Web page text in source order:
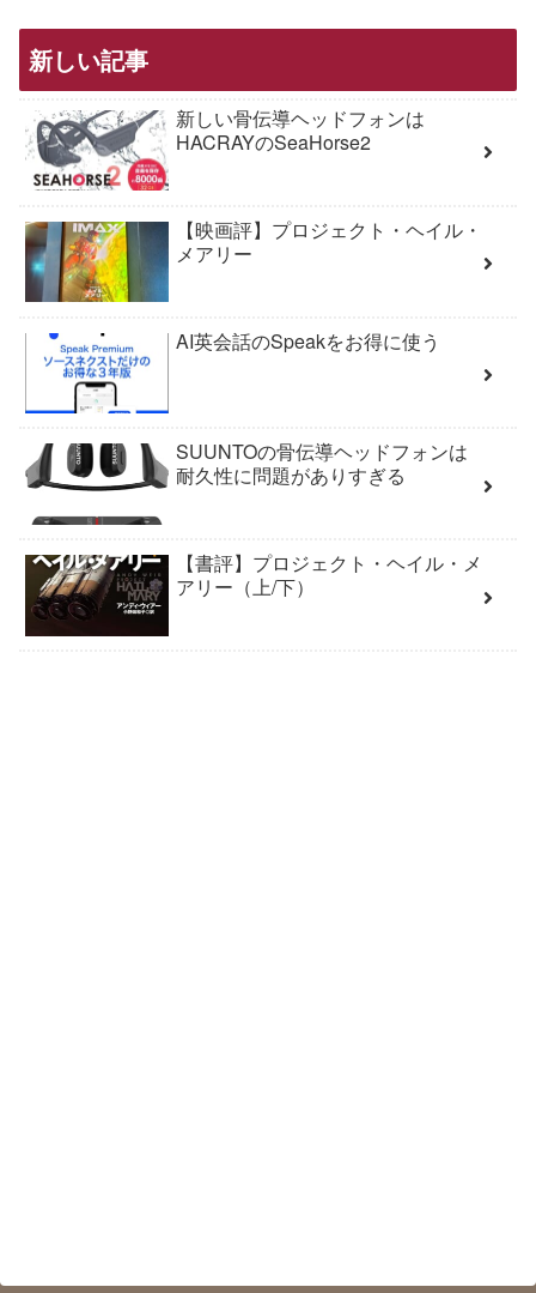
新しい記事
新しい骨伝導ヘッドフォンは
HACRAYのSeaHorse2
【映画評】プロジェクト・ヘイル・
メアリー
AI英会話のSpeakをお得に使う
SUUNTOの骨伝導ヘッドフォンは
耐久性に問題がありすぎる
【書評】プロジェクト・ヘイル・メ
アリー（上/下）